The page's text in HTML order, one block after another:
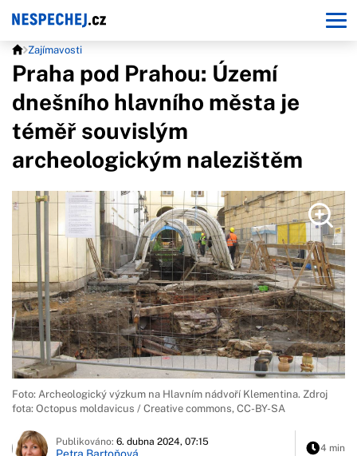
Zajímavosti
Praha pod Prahou: Území
dnešního hlavního města je
téměř souvislým
archeologickým nalezištěm
Foto: Archeologický výzkum na Hlavním nádvoří Klementina. Zdroj
fota: Octopus moldavicus / Creative commons, CC-BY-SA
Publikováno: 6. dubna 2024, 07:15
4 min